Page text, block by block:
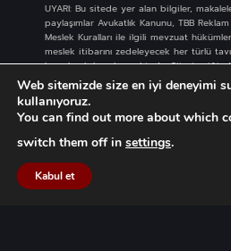
UYARI: Bu sitede yer alan bilgiler,
paylaşımlar Avukatlık Kanunu, TBB
Meslek Kuralları ile ilgili mevzuat
meslek itibarını zedeleyecek her türlü
kaçınılarak hazırlanmaktadır. Site
birinde reklam, tanıtım, pazarlama, iş
güdülmemektedir. Bu sebeple, bu
hizmeti yerine geçtiği kabul
her türlü paylaşım Göçük Law Firm
olup, FSEK kapsamında eser
yasaktır.
Web sitemizde size en iyi deneyimi
kullanıyoruz.
You can find out more about which
switch them off in settings.
Kabul et